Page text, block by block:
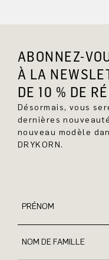
ABONNEZ-
À LA
DE 10 % DE
Désormais, vous
dernières
nouveau modèle
DRYKORN.
PRÉNOM
NOM DE FAMILLE